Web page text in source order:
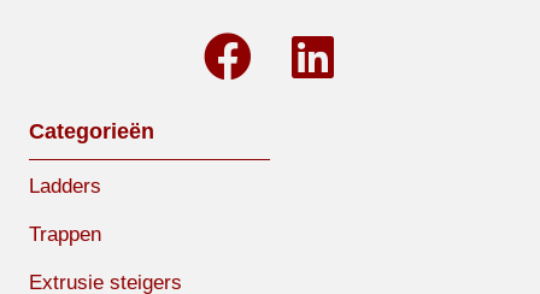
Categorieën
Ladders
Trappen
Extrusie steigers